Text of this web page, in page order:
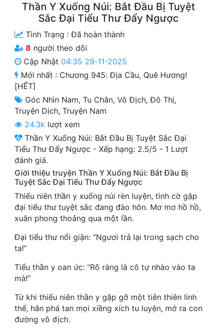
Cung Đấu
Cổ Tiên Hiệp
Cổ Đại
Du Hí
Dã Sử
Dị Giới
Dị Năng
Gia Đấu
Góc Nhìn Nam
Góc Nhìn Nữ
Huyền Huyễn
Huyền Nghi
Hài Hước
Hệ Thống
Học Đường
Thần Y Xuống Núi: Bắt Đầu Bị Tuyệt
Sắc Đại Tiểu Thư Đẩy Ngược
Tình Trạng :Đã hoàn thành
8 người theo dõi
Cập Nhật 04:35 29-11-2025
Mới nhất : Chương 945: Địa Cầu, Quê Hương!
[HẾT]
Góc Nhìn Nam, Tu Chân, Vô Địch,Đô Thị,
Truyện Dịch, Truyện Nam
24.3k lượt xem
Thần Y Xuống Núi: Bắt Đầu Bị Tuyệt Sắc Đại
Tiểu Thư Đẩy Ngược - Xếp hạng: 2.5/5 - 1 Lượt
đánh giá.
Giới thiệu truyện Thần Y Xuống Núi: Bắt Đầu Bị
Tuyệt Sắc Đại Tiểu Thư Đẩy Ngược
Thiếu niên thần y xuống núi rèn luyện, tình cờ gặp
đại tiểu thư tuyệt sắc đang đào hôn. Mơ mơ hồ hồ,
xuân phong thoảng qua một lần.
Đại tiểu thư nổi giận: “Ngươi trả lại trong sạch cho
ta!”
Tiểu thần y oan ức: “Rõ ràng là cô tự nhào vào ta
mà!”
Từ khi thiếu niên thần y gặp gỡ một tiên thiên linh
thể, hắn phá tan mọi xiềng xích tu luyện, mở ra con
đường vô địch.